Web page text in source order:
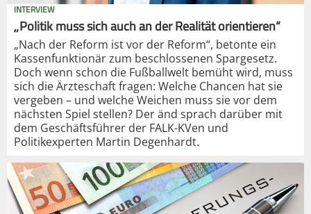
INTERVIEW
„Politik muss sich auch an der Realität orientieren“
„Nach der Reform ist vor der Reform“, betonte ein
Kassenfunktionär zum beschlossenen Spargesetz.
Doch wenn schon die Fußballwelt bemüht wird, muss
sich die Ärzteschaft fragen: Welche Chancen hat sie
vergeben – und welche Weichen muss sie vor dem
nächsten Spiel stellen? Der änd sprach darüber mit
dem Geschäftsführer der FALK-KVen und
Politikexperten Martin Degenhardt.